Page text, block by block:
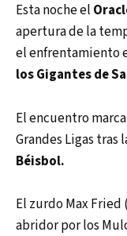
Esta noche el
apertura de la
el enfrentamiento
los Gigantes de
El encuentro
Grandes Ligas tras
Béisbol.
El zurdo Max Fried
abridor por los